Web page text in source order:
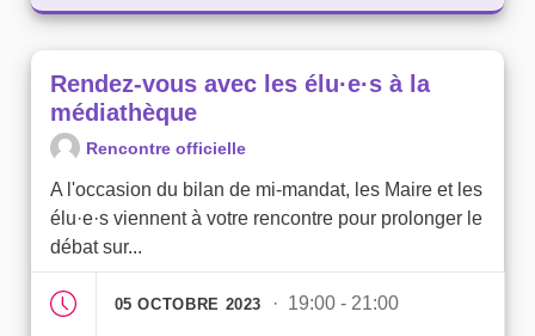
Rendez-vous avec les élu·e·s à la
médiathèque
Rencontre officielle
A l'occasion du bilan de mi-mandat, les Maire et les
élu·e·s viennent à votre rencontre pour prolonger le
débat sur...
05 OCTOBRE 2023 · 19:00 - 21:00